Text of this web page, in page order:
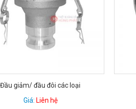
Cái nối ống – TYPE C
Giá: